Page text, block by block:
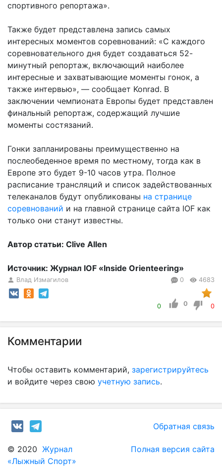
спортивного репортажа».
Также будет представлена запись самых
интересных моментов соревнований: «С каждого
соревновательного дня будет создаваться 52-
минутный репортаж, включающий наиболее
интересные и захватывающие моменты гонок, а
также интервью», — сообщает Konrad. В
заключении чемпионата Европы будет представлен
финальный репортаж, содержащий лучшие
моменты состязаний.
Гонки запланированы преимущественно на
послеобеденное время по местному, тогда как в
Европе это будет 9-10 часов утра. Полное
расписание трансляций и список задействованных
телеканалов будут опубликованы на странице
соревнований и на главной странице сайта IOF как
только они станут известны.
Автор статьи: Clive Allen
Источник: Журнал IOF «Inside Orienteering»
Влад Измагилов 0 4683
0 0 0
Комментарии
Чтобы оставить комментарий, зарегистрируйтесь
и войдите через свою учетную запись.
Обратная связь
© 2020 Журнал
«Лыжный Спорт»
Полная версия сайта